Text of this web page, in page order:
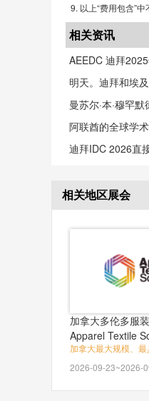
以上“费用包含”中
相关资讯
AEEDC 迪拜
明天。迪拜和埃
曼苏尔·本·穆罕
阿联酋的全球学
迪拜IDC 2026直
相关地区展会
加拿大多伦多服
Apparel Textile
加拿大最大规模、
2026-09-23~2026-